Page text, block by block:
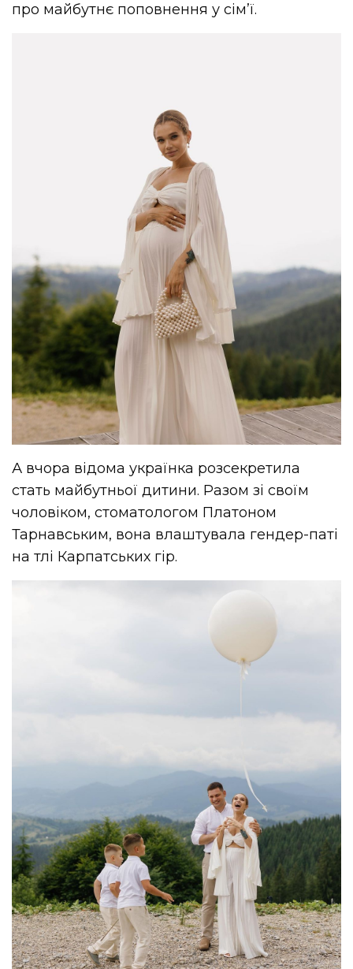
про майбутнє поповнення у сім’ї.
А вчора відома українка розсекретила
стать майбутньої дитини. Разом зі своїм
чоловіком, стоматологом Платоном
Тарнавським, вона влаштувала гендер-паті
на тлі Карпатських гір.